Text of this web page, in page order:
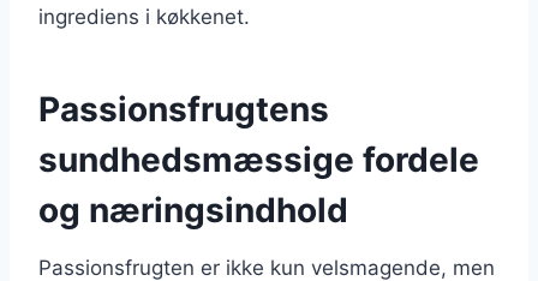
ingrediens i køkkenet.
Passionsfrugtens
sundhedsmæssige fordele
og næringsindhold
Passionsfrugten er ikke kun velsmagende, men